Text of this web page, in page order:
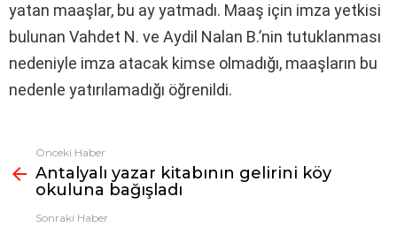
yatan maaşlar, bu ay yatmadı. Maaş için imza yetkisi
bulunan Vahdet N. ve Aydil Nalan B.’nin tutuklanması
nedeniyle imza atacak kimse olmadığı, maaşların bu
nedenle yatırılamadığı öğrenildi.
Fazlasına
bak
Önceki Haber
Antalyalı yazar kitabının gelirini köy
okuluna bağışladı
Sonraki Haber